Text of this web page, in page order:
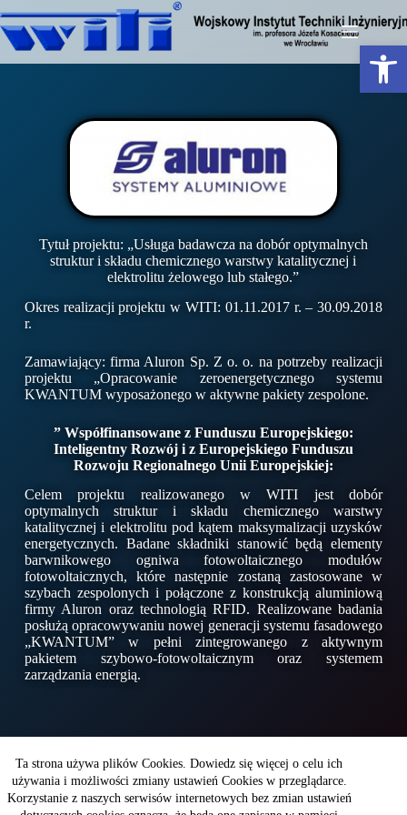
Otwórz pasek narzędzi
Ta strona używa plików Cookies. Dowiedz się więcej o celu ich
używania i możliwości zmiany ustawień Cookies w przeglądarce.
Korzystanie z naszych serwisów internetowych bez zmian ustawień
Tytuł projektu: „Usługa badawcza na dobór optymalnych
struktur i składu chemicznego warstwy katalitycznej i
elektrolitu żelowego lub stałego.”
Okres realizacji projektu w WITI: 01.11.2017 r. – 30.09.2018
r.
Zamawiający: firma Aluron Sp. Z o. o. na potrzeby realizacji
projektu „Opracowanie zeroenergetycznego systemu
KWANTUM wyposażonego w aktywne pakiety zespolone.
” Współfinansowane z Funduszu Europejskiego:
Inteligentny Rozwój i z Europejskiego Funduszu
Rozwoju Regionalnego Unii Europejskiej:
Celem projektu realizowanego w WITI jest dobór
optymalnych struktur i składu chemicznego warstwy
katalitycznej i elektrolitu pod kątem maksymalizacji uzysków
energetycznych. Badane składniki stanowić będą elementy
barwnikowego ogniwa fotowoltaicznego modułów
fotowoltaicznych, które następnie zostaną zastosowane w
szybach zespolonych i połączone z konstrukcją aluminiową
firmy Aluron oraz technologią RFID. Realizowane badania
posłużą opracowywaniu nowej generacji systemu fasadowego
„KWANTUM” w pełni zintegrowanego z aktywnym
pakietem szybowo-fotowoltaicznym oraz systemem
zarządzania energią.
Wojskowy Instytut Techniki Inżynieryjnej